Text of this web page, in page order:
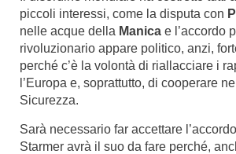
piccoli interessi, come la disputa con
nelle acque della Manica e l’accordo
rivoluzionario appare politico, anzi,
perché c’è la volontà di riallacciare i
l’Europa e, soprattutto, di cooperare
Sicurezza.
Sarà necessario far accettare
Starmer avrà il suo da fare perché,